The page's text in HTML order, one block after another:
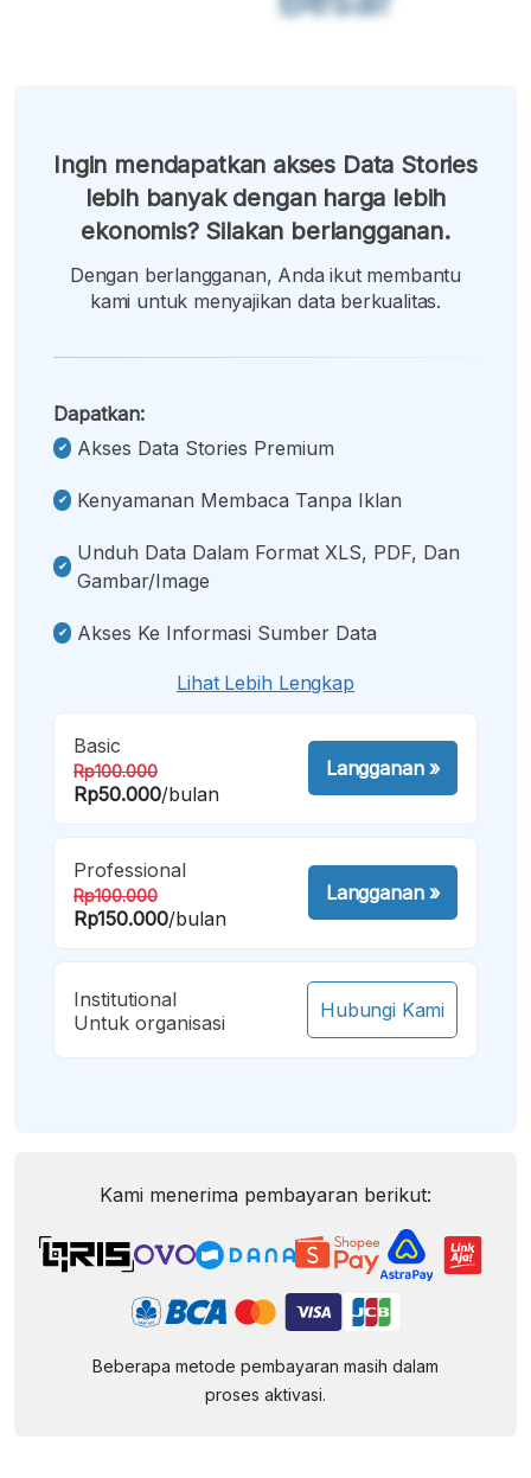
Ingin mendapatkan akses Data Stories
lebih banyak dengan harga lebih
ekonomis? Silakan berlangganan.
Dengan berlangganan, Anda ikut membantu
kami untuk menyajikan data berkualitas.
Dapatkan:
Akses Data Stories Premium
Kenyamanan Membaca Tanpa Iklan
Unduh Data Dalam Format XLS, PDF, Dan
Gambar/image
Akses Ke Informasi Sumber Data
Lihat Lebih Lengkap
Basic
Rp100.000
Rp50.000/bulan
Langganan»
Professional
Rp100.000
Rp150.000/bulan
Langganan»
Institutional
Untuk organisasi
Hubungi Kami
Kami menerima pembayaran berikut:
Beberapa metode pembayaran masih dalam
proses aktivasi.